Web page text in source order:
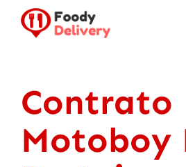
Contrato
Motoboy